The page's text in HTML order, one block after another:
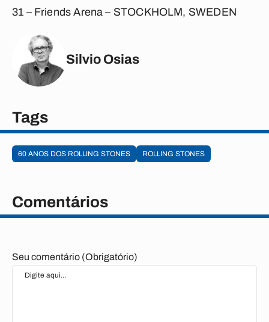
31 – Friends Arena – STOCKHOLM, SWEDEN
Silvio Osias
Tags
60 ANOS DOS ROLLING STONES ROLLING STONES
Comentários
Seu comentário (Obrigatório)